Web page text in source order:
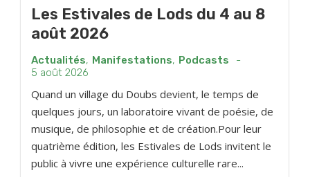
Les Estivales de Lods du 4 au 8
août 2026
Actualités, Manifestations, Podcasts
-
5 août 2026
Quand un village du Doubs devient, le temps de
quelques jours, un laboratoire vivant de poésie, de
musique, de philosophie et de création.Pour leur
quatrième édition, les Estivales de Lods invitent le
public à vivre une expérience culturelle rare...